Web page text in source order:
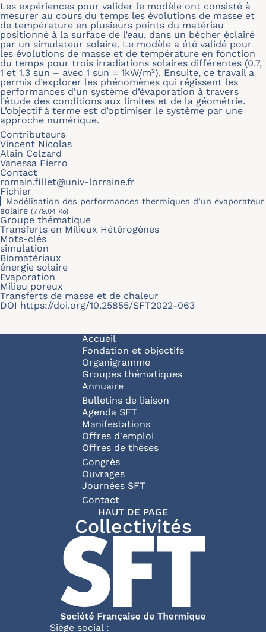
Les expériences pour valider le modèle ont consisté à
mesurer au cours du temps les évolutions de masse et
de température en plusieurs points du matériau
positionné à la surface de l’eau, dans un bécher éclairé
par un simulateur solaire. Le modèle a été validé pour
les évolutions de masse et de température en fonction
du temps pour trois irradiations solaires différentes (0.7,
1 et 1.3 sun – avec 1 sun = 1kW/m²). Ensuite, ce travail a
permis d’explorer les phénomènes qui régissent les
performances d’un système d’évaporation à travers
l’étude des conditions aux limites et de la géométrie.
L’objectif à terme est d’optimiser le système par une
approche numérique.
Contributeurs
Vincent Nicolas
Alain Celzard
Vanessa Fierro
Contact
romain.fillet@univ-lorraine.fr
Fichier
Modélisation des performances thermiques d’un évaporateur
solaire (779.04 Ko)
Groupe thématique
Transferts en Milieux Hétérogènes
Mots-clés
simulation
Biomatériaux
énergie solaire
Evaporation
Milieu poreux
Transferts de masse et de chaleur
DOI https://doi.org/10.25855/SFT2022-063
Navigation principale
Accueil
Fondation et objectifs
Organigramme
Groupes thématiques
Annuaire
Bulletins de liaison
Agenda SFT
Manifestations
Offres d'emploi
Offres de thèses
Congrès
Ouvrages
Journées SFT
Pied de page
Contact
HAUT DE PAGE
Collectivités
Siège social :